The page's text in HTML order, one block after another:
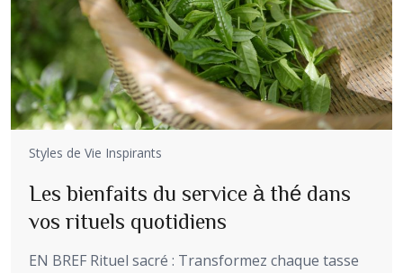
Styles de Vie Inspirants
Les bienfaits du service à thé dans
vos rituels quotidiens
EN BREF Rituel sacré : Transformez chaque tasse